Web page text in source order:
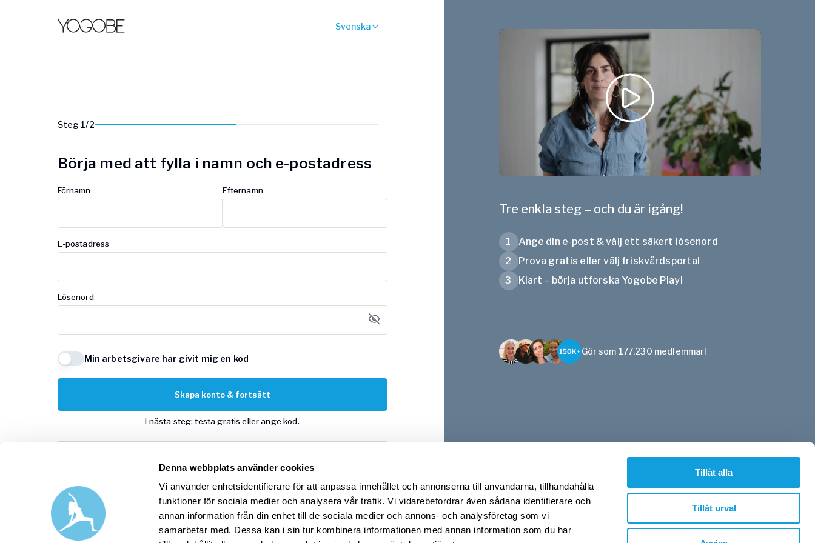
Denna webbplats använder cookies
Vi använder enhetsidentifierare för att anpassa innehållet och annonserna till användarna, tillhandahålla
funktioner för sociala medier och analysera vår trafik. Vi vidarebefordrar även sådana identifierare och
annan information från din enhet till de sociala medier och annons- och analysföretag som vi
samarbetar med. Dessa kan i sin tur kombinera informationen med annan information som du har
Tillåt alla
Tillåt urval
Svenska
Steg 1/2
Börja med att fylla i namn och e-postadress
Förnamn Efternamn
E-postadress
Lösenord
Min arbetsgivare har givit mig en kod
Skapa konto & fortsätt
I nästa steg: testa gratis eller ange kod.
Har du redan ett Yogobe-konto?Logga in
Tre enkla steg – och du är igång!
1
Ange din e-post & välj ett säkert lösenord
2
Prova gratis eller välj friskvårdsportal
3
Klart – börja utforska Yogobe Play!
Gör som 177,230 medlemmar!